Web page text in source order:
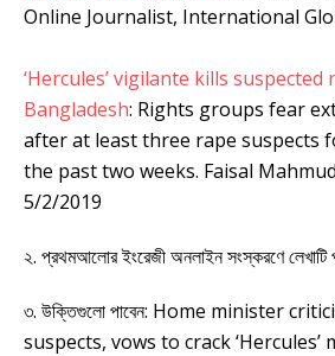
Online Journalist, International
‘Hercules’ vigilante kills suspected
Bangladesh: Rights groups fear
after at least three rape suspects
the past two weeks. Faisal
5/2/2019
২. প্রথমআলোর ইংরেজী অনলাইন সংস্করণে
৩. উক্তিগুলো পাবেন: Home minister
suspects, vows to crack ‘Hercules’